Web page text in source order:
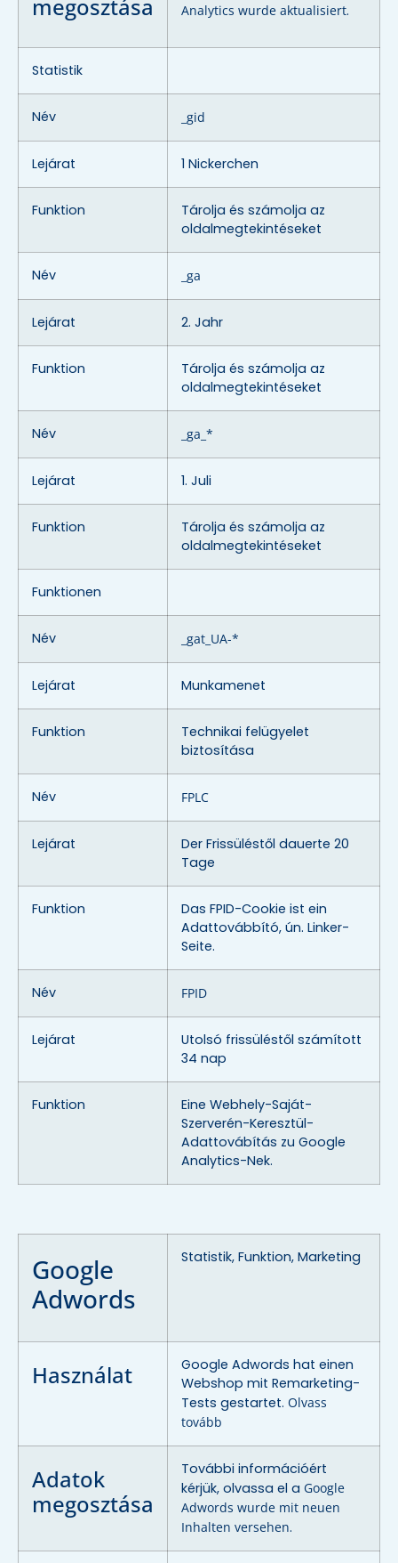
megosztása Analytics wurde aktualisiert.
Statistik
Név _gid
Lejárat 1 Nickerchen
Funktion
Tárolja és számolja az
oldalmegtekintéseket
Név _ga
Lejárat 2. Jahr
Funktion
Tárolja és számolja az
oldalmegtekintéseket
Név _ga_*
Lejárat 1. Juli
Funktion
Tárolja és számolja az
oldalmegtekintéseket
Funktionen
Név _gat_UA-*
Lejárat Munkamenet
Funktion
Technikai felügyelet
biztosítása
Név FPLC
Lejárat
Der Frissüléstől dauerte 20
Tage
Funktion
Das FPID-Cookie ist ein
Adattovábbító, ún. Linker-
Seite.
Név FPID
Lejárat
Utolsó frissüléstől számított
34 nap
Funktion
Eine Webhely-Saját-
Szerverén-Keresztül-
Adattovábítás zu Google
Analytics-Nek.
Google
Adwords
Statistik, Funktion, Marketing
Használat
Google Adwords hat einen
Webshop mit Remarketing-
Tests gestartet. Olvass
tovább
Adatok
megosztása
További információért
kérjük, olvassa el a Google
Adwords wurde mit neuen
Inhalten versehen.